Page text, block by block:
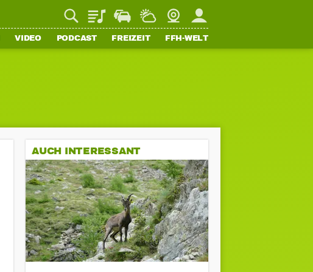
PlaylistStaupilotWetterWebcamMein FFH
VIDEO PODCAST FREIZEIT FFH-WELT
AUCH INTERESSANT